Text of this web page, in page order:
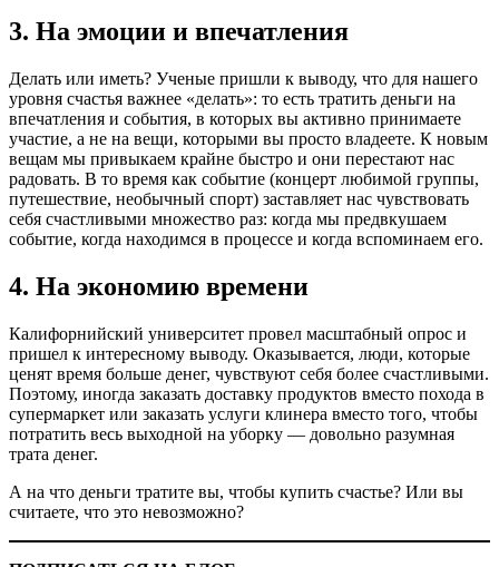
3. На эмоции и впечатления
Делать или иметь? Ученые пришли к выводу, что для нашего
уровня счастья важнее «делать»: то есть тратить деньги на
впечатления и события, в которых вы активно принимаете
участие, а не на вещи, которыми вы просто владеете. К новым
вещам мы привыкаем крайне быстро и они перестают нас
радовать. В то время как событие (концерт любимой группы,
путешествие, необычный спорт) заставляет нас чувствовать
себя счастливыми множество раз: когда мы предвкушаем
событие, когда находимся в процессе и когда вспоминаем его.
4. На экономию времени
Калифорнийский университет провел масштабный опрос и
пришел к интересному выводу. Оказывается, люди, которые
ценят время больше денег, чувствуют себя более счастливыми.
Поэтому, иногда заказать доставку продуктов вместо похода в
супермаркет или заказать услуги клинера вместо того, чтобы
потратить весь выходной на уборку — довольно разумная
трата денег.
А на что деньги тратите вы, чтобы купить счастье? Или вы
считаете, что это невозможно?